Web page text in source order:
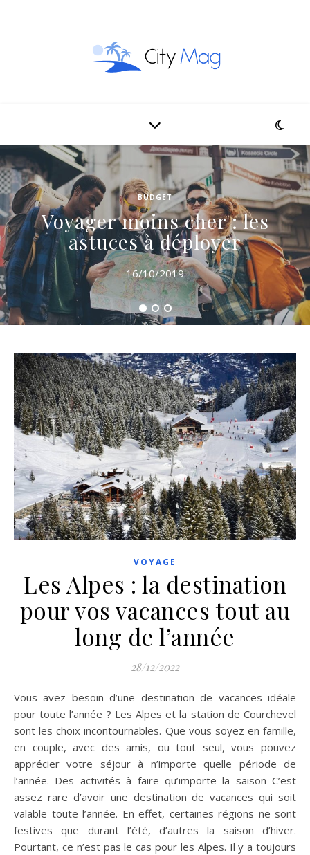
BUDGET
Voyager moins cher : les
astuces à déployer
16/10/2019
VOYAGE
Les Alpes : la destination
pour vos vacances tout au
long de l’année
28/12/2022
Vous avez besoin d’une destination de vacances idéale
pour toute l’année ? Les Alpes et la station de Courchevel
sont les choix incontournables. Que vous soyez en famille,
en couple, avec des amis, ou tout seul, vous pouvez
apprécier votre séjour à n’importe quelle période de
l’année. Des activités à faire qu’importe la saison C’est
assez rare d’avoir une destination de vacances qui soit
valable toute l’année. En effet, certaines régions ne sont
festives que durant l’été, d’autres la saison d’hiver.
Pourtant, ce n’est pas le cas pour les Alpes. Il y a toujours